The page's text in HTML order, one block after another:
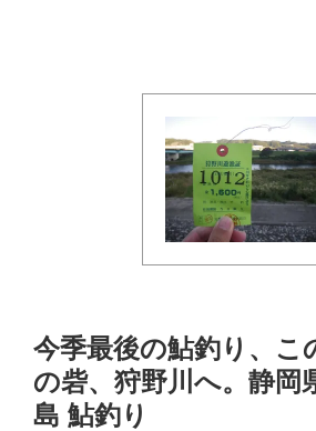
今季最後の鮎釣り、こ
の砦、狩野川へ。静岡
島 鮎釣り